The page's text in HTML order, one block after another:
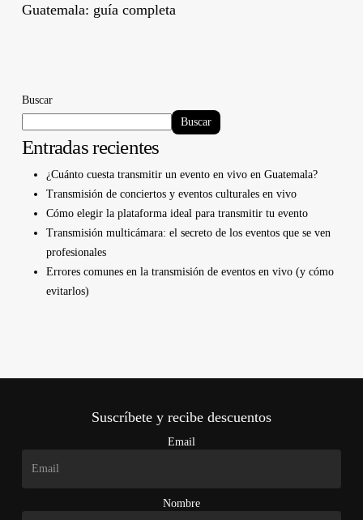
Guatemala: guía completa
Buscar
Buscar
Entradas recientes
¿Cuánto cuesta transmitir un evento en vivo en Guatemala?
Transmisión de conciertos y eventos culturales en vivo
Cómo elegir la plataforma ideal para transmitir tu evento
Transmisión multicámara: el secreto de los eventos que se ven
profesionales
Errores comunes en la transmisión de eventos en vivo (y cómo
evitarlos)
Suscríbete y recibe descuentos
Email
Nombre